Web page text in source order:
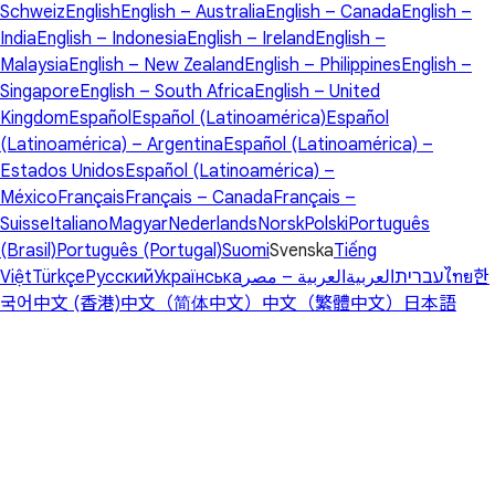
SchweizEnglishEnglish – AustraliaEnglish – CanadaEnglish –
IndiaEnglish – IndonesiaEnglish – IrelandEnglish –
MalaysiaEnglish – New ZealandEnglish – PhilippinesEnglish –
SingaporeEnglish – South AfricaEnglish – United
KingdomEspañolEspañol (Latinoamérica)Español
(Latinoamérica) – ArgentinaEspañol (Latinoamérica) –
Estados UnidosEspañol (Latinoamérica) –
MéxicoFrançaisFrançais – CanadaFrançais –
SuisseItalianoMagyarNederlandsNorskPolskiPortuguês
(Brasil)Português (Portugal)SuomiSvenskaTiếng
ViệtTürkçeРусскийУкраїнська עבריתالعربيةالعربية – مصر ไทย한
국어 中文 (香港)中文（简体中文） 中文（繁體中文） 日本語